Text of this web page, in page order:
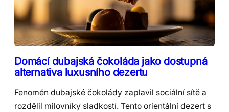
Domácí dubajská čokoláda jako dostupná
alternativa luxusního dezertu
Fenomén dubajské čokolády zaplavil sociální sítě a
rozdělil milovníky sladkostí. Tento orientální dezert s